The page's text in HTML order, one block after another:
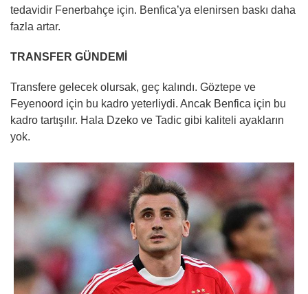
tedavidir Fenerbahçe için. Benfica’ya elenirsen baskı daha
fazla artar.
TRANSFER GÜNDEMİ
Transfere gelecek olursak, geç kalındı. Göztepe ve
Feyenoord için bu kadro yeterliydi. Ancak Benfica için bu
kadro tartışılır. Hala Dzeko ve Tadic gibi kaliteli ayakların
yok.